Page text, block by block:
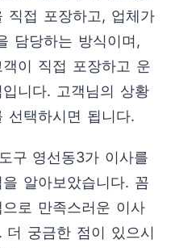
직접 포장하고, 업체가
담당하는 방식이며,
이 직접 포장하고 운
니다. 고객님의 상황
선택하시면 됩니다.
구 영선동3가 이사를
알아보았습니다. 꼼
로 만족스러운 이사
더 궁금한 점이 있으시